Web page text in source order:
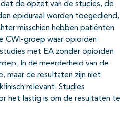
de opzet van de studies, de
epiduraal worden toegediend,
misschien hebben patiënten
CWI-groep waar opioïden
met EA zonder opioïden
In de meerderheid van de
maar de resultaten zijn niet
relevant. Studies
het lastig is om de resultaten te